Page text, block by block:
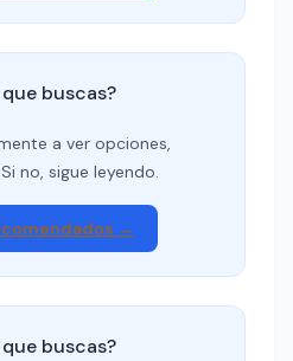
buscas?
a ver opciones,
no, sigue leyendo.
→
buscas?